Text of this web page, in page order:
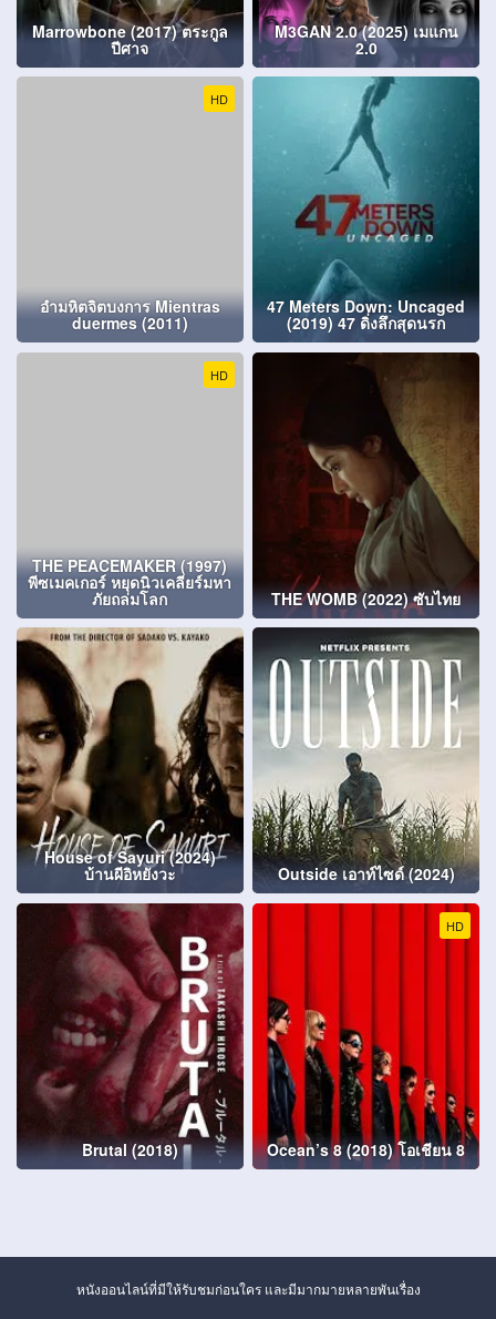
Marrowbone (2017) ตระกูล
ปีศาจ
M3GAN 2.0 (2025) เมแกน
2.0
HD
อำมหิตจิตบงการ Mientras
duermes (2011)
47 Meters Down: Uncaged
(2019) 47 ดิ่งลึกสุดนรก
HD
THE PEACEMAKER (1997)
พีซเมคเกอร์ หยุดนิวเคลียร์มหา
ภัยถล่มโลก THE WOMB (2022) ซับไทย
House of Sayuri (2024)
บ้านผีอิหยังวะ Outside เอาท์ไซด์ (2024)
Brutal (2018)
HD
Ocean’s 8 (2018) โอเชียน 8
หนังออนไลน์ที่มีให้รับชมก่อนใคร และมีมากมายหลายพันเรื่อง